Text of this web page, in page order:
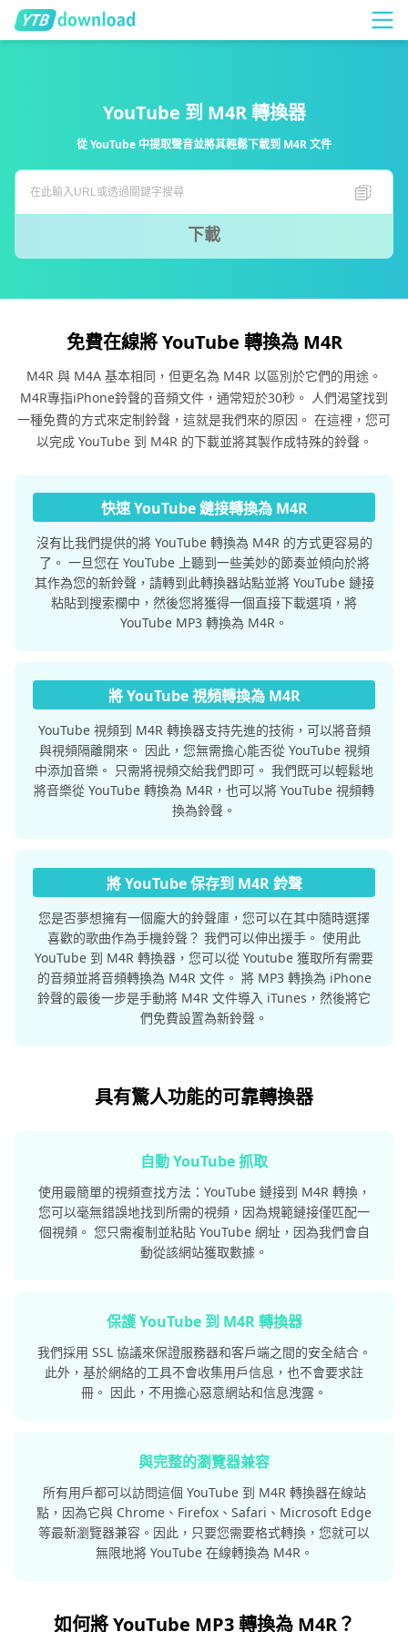
YouTube 到 M4R 轉換器
從 YouTube 中提取聲音並將其輕鬆下載到 M4R 文件
下載
免費在線將 YouTube 轉換為 M4R
M4R 與 M4A 基本相同，但更名為 M4R 以區別於它們的用途。
M4R專指iPhone鈴聲的音頻文件，通常短於30秒。 人們渴望找到
一種免費的方式來定制鈴聲，這就是我們來的原因。 在這裡，您可
以完成 YouTube 到 M4R 的下載並將其製作成特殊的鈴聲。
快速 YouTube 鏈接轉換為 M4R
沒有比我們提供的將 YouTube 轉換為 M4R 的方式更容易的
了。 一旦您在 YouTube 上聽到一些美妙的節奏並傾向於將
其作為您的新鈴聲，請轉到此轉換器站點並將 YouTube 鏈接
粘貼到搜索欄中，然後您將獲得一個直接下載選項，將
YouTube MP3 轉換為 M4R。
將 YouTube 視頻轉換為 M4R
YouTube 視頻到 M4R 轉換器支持先進的技術，可以將音頻
與視頻隔離開來。 因此，您無需擔心能否從 YouTube 視頻
中添加音樂。 只需將視頻交給我們即可。 我們既可以輕鬆地
將音樂從 YouTube 轉換為 M4R，也可以將 YouTube 視頻轉
換為鈴聲。
將 YouTube 保存到 M4R 鈴聲
您是否夢想擁有一個龐大的鈴聲庫，您可以在其中隨時選擇
喜歡的歌曲作為手機鈴聲？ 我們可以伸出援手。 使用此
YouTube 到 M4R 轉換器，您可以從 Youtube 獲取所有需要
的音頻並將音頻轉換為 M4R 文件。 將 MP3 轉換為 iPhone
鈴聲的最後一步是手動將 M4R 文件導入 iTunes，然後將它
們免費設置為新鈴聲。
具有驚人功能的可靠轉換器
自動 YouTube 抓取
使用最簡單的視頻查找方法：YouTube 鏈接到 M4R 轉換，
您可以毫無錯誤地找到所需的視頻，因為規範鏈接僅匹配一
個視頻。 您只需複制並粘貼 YouTube 網址，因為我們會自
動從該網站獲取數據。
保護 YouTube 到 M4R 轉換器
我們採用 SSL 協議來保證服務器和客戶端之間的安全結合。
此外，基於網絡的工具不會收集用戶信息，也不會要求註
冊。 因此，不用擔心惡意網站和信息洩露。
與完整的瀏覽器兼容
所有用戶都可以訪問這個 YouTube 到 M4R 轉換器在線站
點，因為它與 Chrome、Firefox、Safari、Microsoft Edge
等最新瀏覽器兼容。因此，只要您需要格式轉換，您就可以
無限地將 YouTube 在線轉換為 M4R。
如何將 YouTube MP3 轉換為 M4R？